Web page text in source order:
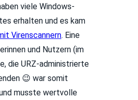
viele Windows-
erhalten und es kam
Virenscannern. Eine
und Nutzern (im
die URZ-administrierte
😉 war somit
musste wertvolle